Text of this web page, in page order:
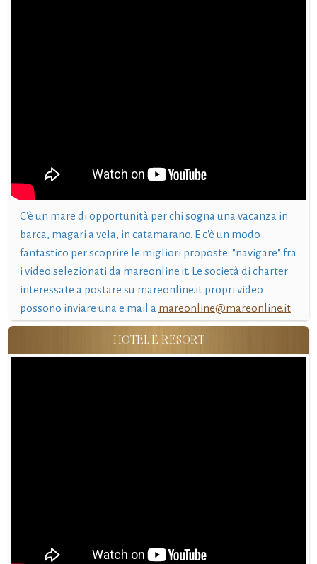
C'è un mare di opportunità per chi sogna una vacanza in
barca, magari a vela, in catamarano. E c'è un modo
fantastico per scoprire le migliori proposte: "navigare" fra
i video selezionati da mareonline.it. Le società di charter
interessate a postare su mareonline.it propri video
possono inviare una e mail a mareonline@mareonline.it
HOTEL E RESORT